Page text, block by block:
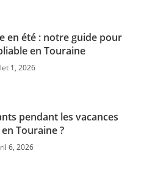
en été : notre guide pour
en Touraine
1, 2026
pendant les vacances
Touraine ?
6, 2026